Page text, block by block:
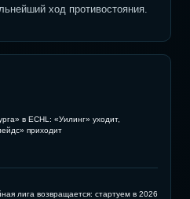
ход противостояния.
в ECHL: «Уилинг» уходит,
приходит
лига возвращается: стартуем в 2026